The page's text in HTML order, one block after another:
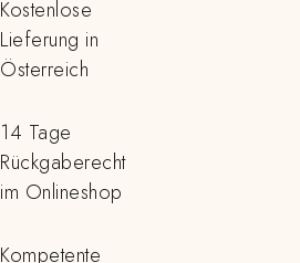
Kostenlose
Lieferung in
Österreich
14 Tage
Rückgaberecht
im Onlineshop
Kompetente